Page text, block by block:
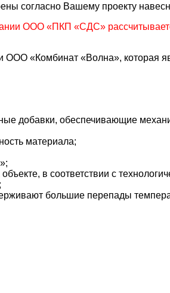
согласно Вашему проекту
ООО «ПКП «СДС»
«Комбинат «Волна», которая
обеспечивающие
материала;
в соответствии с
большие перепады